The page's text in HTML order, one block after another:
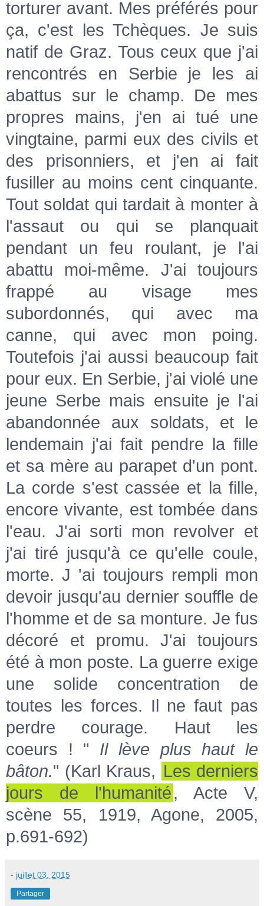
torturer avant. Mes préférés pour
ça, c'est les Tchèques. Je suis
natif de Graz. Tous ceux que j'ai
rencontrés en Serbie je les ai
abattus sur le champ. De mes
propres mains, j'en ai tué une
vingtaine, parmi eux des civils et
des prisonniers, et j'en ai fait
fusiller au moins cent cinquante.
Tout soldat qui tardait à monter à
l'assaut ou qui se planquait
pendant un feu roulant, je l'ai
abattu moi-même. J'ai toujours
frappé au visage mes
subordonnés, qui avec ma
canne, qui avec mon poing.
Toutefois j'ai aussi beaucoup fait
pour eux. En Serbie, j'ai violé une
jeune Serbe mais ensuite je l'ai
abandonnée aux soldats, et le
lendemain j'ai fait pendre la fille
et sa mère au parapet d'un pont.
La corde s'est cassée et la fille,
encore vivante, est tombée dans
l'eau. J'ai sorti mon revolver et
j'ai tiré jusqu'à ce qu'elle coule,
morte. J 'ai toujours rempli mon
devoir jusqu'au dernier souffle de
l'homme et de sa monture. Je fus
décoré et promu. J'ai toujours
été à mon poste. La guerre exige
une solide concentration de
toutes les forces. Il ne faut pas
perdre courage. Haut les
coeurs ! " Il lève plus haut le
bâton." (Karl Kraus, Les derniers
jours de l'humanité, Acte V,
scène 55, 1919, Agone, 2005,
p.691-692)
- juillet 03, 2015
Partager